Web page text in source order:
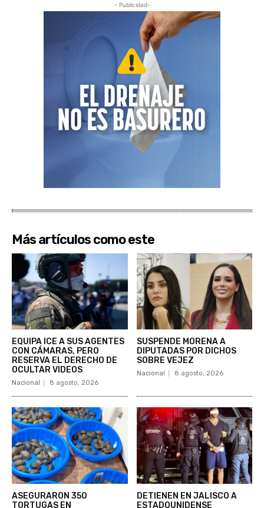
- Publicidad-
Más artículos como este
EQUIPA ICE A SUS AGENTES
CON CÁMARAS, PERO
RESERVA EL DERECHO DE
OCULTAR VIDEOS
Nacional 8 agosto, 2026
SUSPENDE MORENA A
DIPUTADAS POR DICHOS
SOBRE VEJEZ
Nacional 8 agosto, 2026
ASEGURARON 350
TORTUGAS EN
DETIENEN EN JALISCO A
ESTADOUNIDENSE